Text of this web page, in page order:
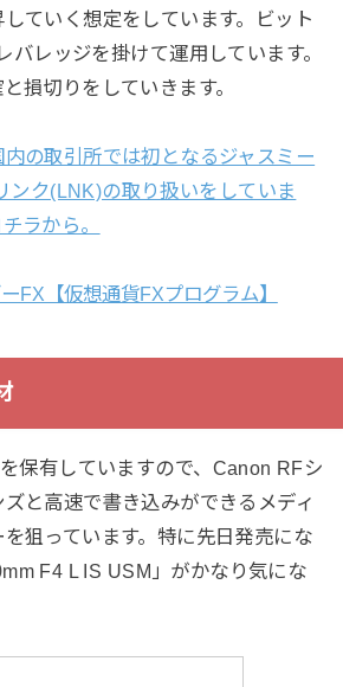
ていく想定をしています。ビット
バレッジを掛けて運用しています。
損切りをしていきます。
の取引所では初となるジャスミー
ンク(LNK)の取り扱いをしていま
ラから。
FX【仮想通貨FXプログラム】
を保有していますので、Canon RFシ
と高速で書き込みができるメディ
狙っています。特に先日発売にな
F4 L IS USM」がかなり気にな